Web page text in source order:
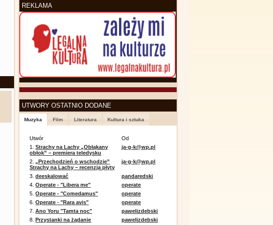
REKLAMA
UTWORY OSTATNIO DODANE
Muzyka Film Literatura Kultura i sztuka
Utwór
Od
1.Strachy na Lachy „Obłąkany
obłok” – premiera teledysku
ja-g-k@wp.pl
2.„Przechodzień o wschodzie”
Strachy na Lachy – recenzja płyty
ja-g-k@wp.pl
3.deeskalować
pandaredski
4.Operate - "Libera me"
operate
5.Operate - "Comedamus"
operate
6.Operate - "Rara avis"
operate
7.Ano Yoru "Tamta noc"
pawelizdebski
8.Przystanki na żądanie
pawelizdebski